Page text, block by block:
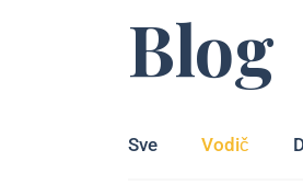
Blog
Sve Vodič